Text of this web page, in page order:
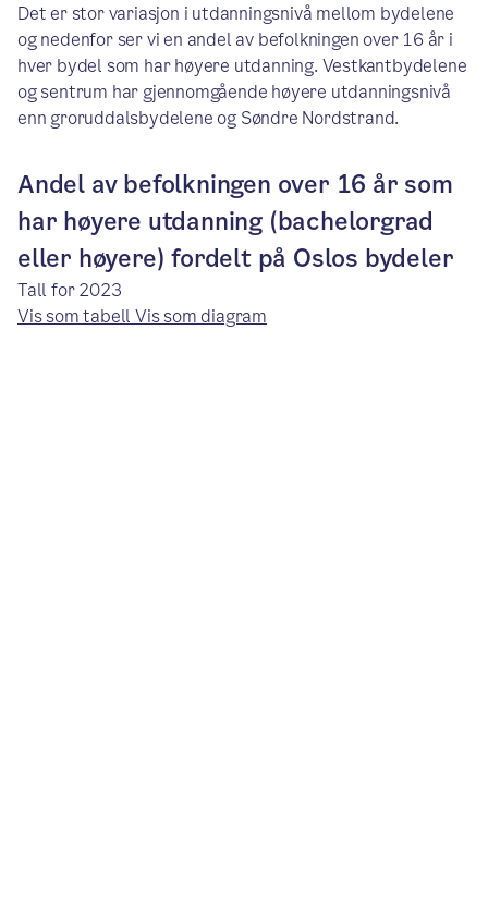
Det er stor variasjon i utdanningsnivå mellom bydelene
og nedenfor ser vi en andel av befolkningen over 16 år i
hver bydel som har høyere utdanning. Vestkantbydelene
og sentrum har gjennomgående høyere utdanningsnivå
enn groruddalsbydelene og Søndre Nordstrand.
Andel av befolkningen over 16 år som
har høyere utdanning (bachelorgrad
eller høyere) fordelt på Oslos bydeler
Tall for 2023
Vis som tabellVis som diagram